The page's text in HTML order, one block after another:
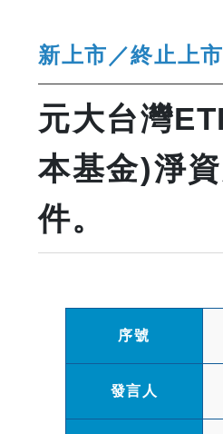
新上市／終止上市
元大台灣
本基金)淨
件。
序號
發言人